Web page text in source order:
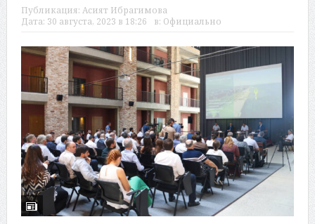
Публикация: Асият Ибрагимова
Дата: 30 августа, 2023 в 18:26 в: Официально